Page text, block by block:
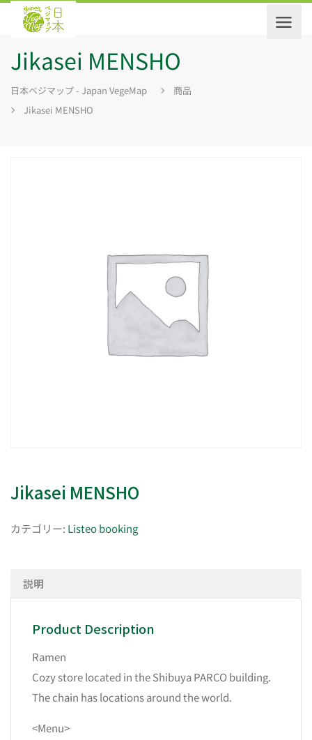
Jikasei MENSHO
日本ベジマップ - Japan VegeMap
商品
Jikasei MENSHO
Jikasei MENSHO
カテゴリー: Listeo booking
説明
Product Description
Ramen
Cozy store located in the Shibuya PARCO building.
The chain has locations around the world.
<Menu>